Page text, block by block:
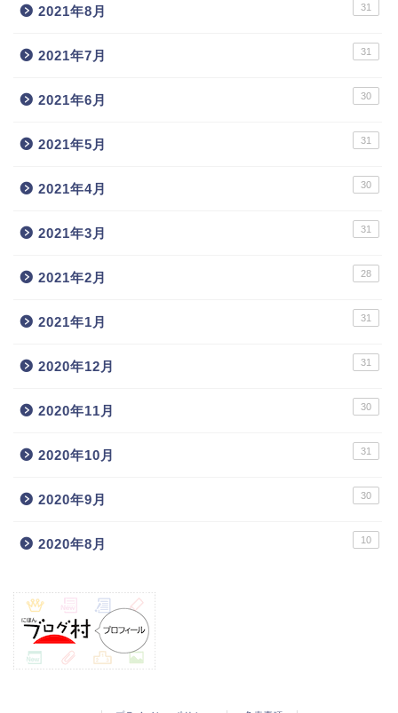
2021年8月 31
2021年7月 31
2021年6月 30
2021年5月 31
2021年4月 30
2021年3月 31
2021年2月 28
2021年1月 31
2020年12月 31
2020年11月 30
2020年10月 31
2020年9月 30
2020年8月 10